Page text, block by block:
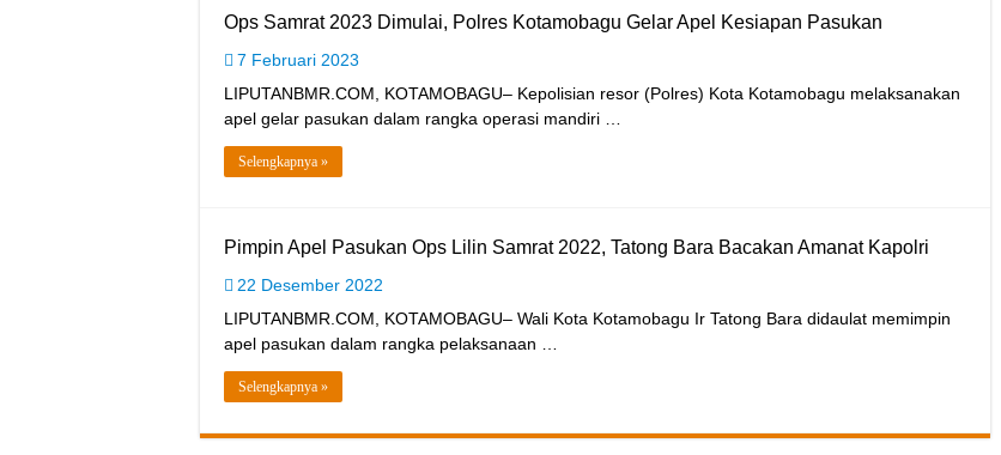
Ops Samrat 2023 Dimulai, Polres Kotamobagu Gelar Apel Kesiapan Pasukan
7 Februari 2023
LIPUTANBMR.COM, KOTAMOBAGU– Kepolisian resor (Polres) Kota Kotamobagu melaksanakan
apel gelar pasukan dalam rangka operasi mandiri …
Selengkapnya »
Pimpin Apel Pasukan Ops Lilin Samrat 2022, Tatong Bara Bacakan Amanat Kapolri
22 Desember 2022
LIPUTANBMR.COM, KOTAMOBAGU– Wali Kota Kotamobagu Ir Tatong Bara didaulat memimpin
apel pasukan dalam rangka pelaksanaan …
Selengkapnya »